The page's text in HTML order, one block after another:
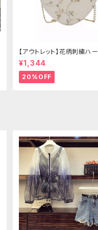
【アウトレット】花柄刺繍ハ
グ
¥1,344
20%OFF